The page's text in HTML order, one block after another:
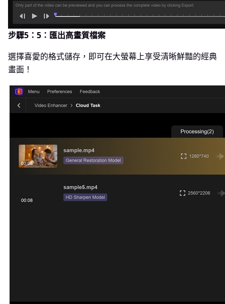
步驟5：5：匯出高畫質檔案
選擇喜愛的格式儲存，即可在大螢幕上享受清晰鮮豔的經典
畫面！